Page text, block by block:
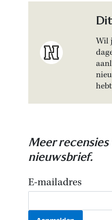
Wil
Meer
nieuwsbrief.
E-mailadres